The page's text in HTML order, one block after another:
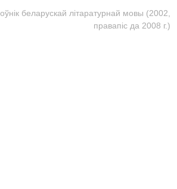
беларускай літаратурнай мовы (2002,
правапіс да 2008 г.)